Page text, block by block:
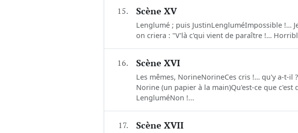
15. Scène XV
Lenglumé ; puis JustinLengluméImpossible !…
on criera : "V'là c'qui vient de paraître !…
16. Scène XVI
Les mêmes, NorineNorineCes cris !… qu'y a-t-il
Norine (un papier à la main)Qu'est-ce que
LengluméNon !...
17. Scène XVII